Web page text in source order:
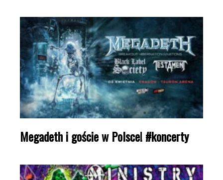
Megadeth i goście w Polsce! #koncerty